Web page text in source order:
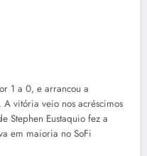
1 a 0, e arrancou a
vitória veio nos acréscimos
Stephen Eustaquio fez a
em maioria no SoFi